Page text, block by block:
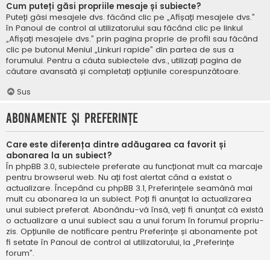
Cum puteți găsi propriile mesaje și subiecte?
Puteți găsi mesajele dvs. făcând clic pe „Afișați mesajele dvs.”
în Panoul de control al utilizatorului sau făcând clic pe linkul
„Afișați mesajele dvs.” prin pagina proprie de profil sau făcând
clic pe butonul Meniul „Linkuri rapide” din partea de sus a
forumului. Pentru a căuta subiectele dvs., utilizați pagina de
căutare avansată și completați opțiunile corespunzătoare.
Sus
Abonamente și Preferințe
Care este diferența dintre adăugarea ca favorit și
abonarea la un subiect?
În phpBB 3.0, subiectele preferate au funcționat mult ca marcaje
pentru browserul web. Nu ați fost alertat când a existat o
actualizare. Începând cu phpBB 3.1, Preferințele seamănă mai
mult cu abonarea la un subiect. Poți fi anunțat la actualizarea
unui subiect preferat. Abonându-vă însă, veți fi anunțat că există
o actualizare a unui subiect sau a unui forum în forumul propriu-
zis. Opțiunile de notificare pentru Preferințe și abonamente pot
fi setate în Panoul de control al utilizatorului, la „Preferințe
forum”.